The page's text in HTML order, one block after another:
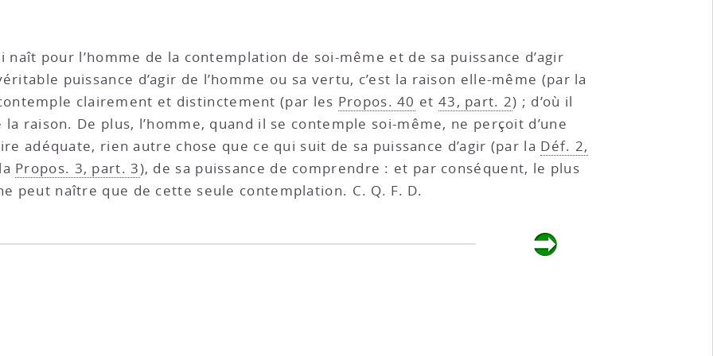
pour l’homme de la contemplation de soi-même et de sa puissance d’agir
puissance d’agir de l’homme ou sa vertu, c’est la raison elle-même (par la
clairement et distinctement (par les Propos. 40 et 43, part. 2) ; d’où il
raison. De plus, l’homme, quand il se contemple soi-même, ne perçoit d’une
adéquate, rien autre chose que ce qui suit de sa puissance d’agir (par la Déf. 2,
Propos. 3, part. 3), de sa puissance de comprendre : et par conséquent, le plus
peut naître que de cette seule contemplation. C. Q. F. D.